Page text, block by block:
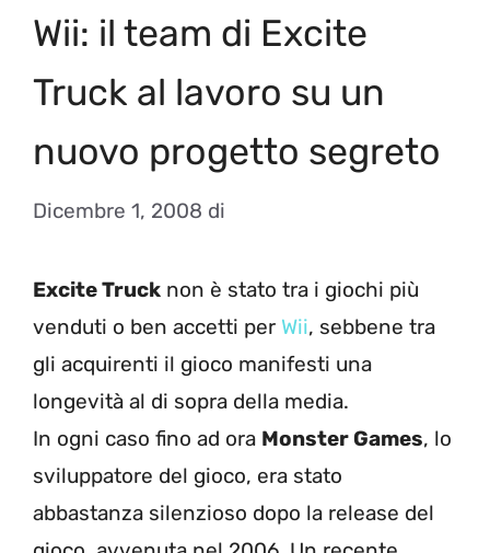
Wii: il team di Excite
Truck al lavoro su un
nuovo progetto segreto
Dicembre 1, 2008 di
Excite Truck non è stato tra i giochi più
venduti o ben accetti per Wii, sebbene tra
gli acquirenti il gioco manifesti una
longevità al di sopra della media.
In ogni caso fino ad ora Monster Games, lo
sviluppatore del gioco, era stato
abbastanza silenzioso dopo la release del